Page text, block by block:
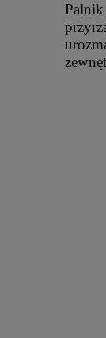
Palnik